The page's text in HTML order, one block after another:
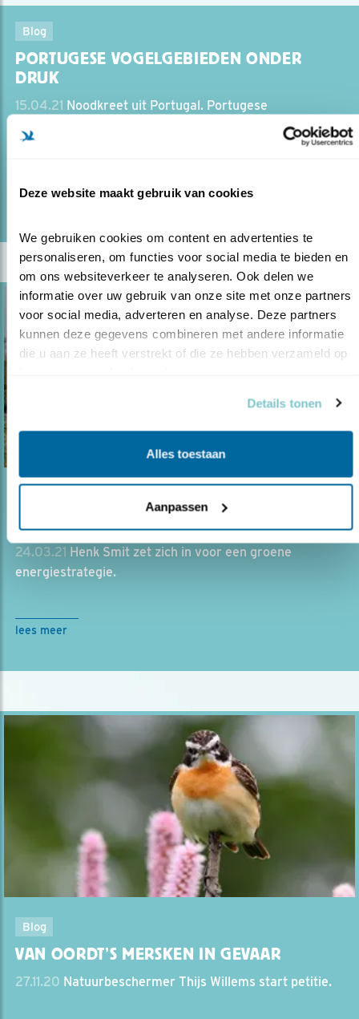
Deze website maakt gebruik van cookies
We gebruiken cookies om content en advertenties te
personaliseren, om functies voor social media te bieden en
om ons websiteverkeer te analyseren. Ook delen we
informatie over uw gebruik van onze site met onze partners
voor social media, adverteren en analyse. Deze partners
kunnen deze gegevens combineren met andere informatie
die u aan ze heeft verstrekt of die ze hebben verzameld op
Details tonen
Alles toestaan
Aanpassen
Blog
PORTUGESE VOGELGEBIEDEN ONDER
DRUK
15.04.21 Noodkreet uit Portugal. Portugese
Door Lars Soerink
WETLANDWACHT ZOEKT ALTERNATIEVEN
24.03.21 Henk Smit zet zich in voor een groene
energiestrategie.
lees meer
Blog
VAN OORDT’S MERSKEN IN GEVAAR
27.11.20 Natuurbeschermer Thijs Willems start petitie.